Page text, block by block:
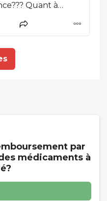
à
une
que leur victime
on devrait
par
médicaments à